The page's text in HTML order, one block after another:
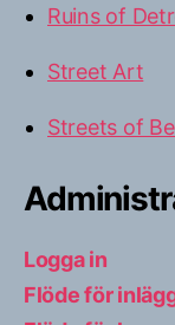
Ruins of
Street Art
Streets of
Logga in
Flöde för